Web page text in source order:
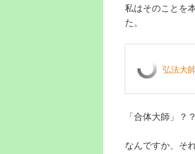
私はそのことを
た。
弘法大
「合体大師」？？
なんですか、そ